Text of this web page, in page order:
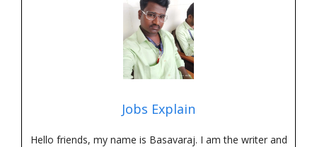
Jobs Explain
Hello friends, my name is Basavaraj. I am the writer and